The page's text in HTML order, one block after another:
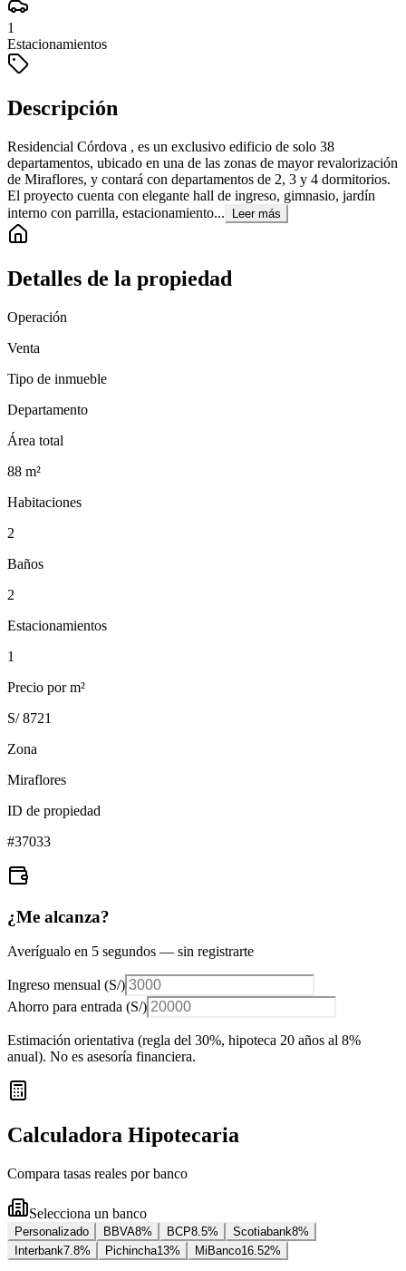
1
Estacionamientos
Descripción
Residencial Córdova , es un exclusivo edificio de solo 38
departamentos, ubicado en una de las zonas de mayor revalorización
de Miraflores, y contará con departamentos de 2, 3 y 4 dormitorios.
El proyecto cuenta con elegante hall de ingreso, gimnasio, jardín
interno con parrilla, estacionamiento...
Leer más
Detalles de la propiedad
Operación
Venta
Tipo de inmueble
Departamento
Área total
88 m²
Habitaciones
2
Baños
2
Estacionamientos
1
Precio por m²
S/ 8721
Zona
Miraflores
ID de propiedad
#37033
¿Me alcanza?
Averígualo en 5 segundos — sin registrarte
Ingreso mensual (S/)
Ahorro para entrada (S/)
Estimación orientativa (regla del 30%, hipoteca 20 años al 8%
anual). No es asesoría financiera.
Calculadora Hipotecaria
Compara tasas reales por banco
Selecciona un banco
Personalizado BBVA8% BCP8.5% Scotiabank8%
Interbank7.8% Pichincha13% MiBanco16.52%